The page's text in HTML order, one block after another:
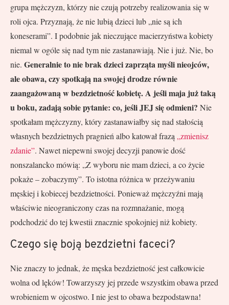
grupa mężczyzn, którzy nie czują potrzeby realizowania się w
roli ojca. Przyznają, że nie lubią dzieci lub „nie są ich
koneserami”. I podobnie jak nieczujące macierzyństwa kobiety
niemal w ogóle się nad tym nie zastanawiają. Nie i już. Nie, bo
nie. Generalnie to nie brak dzieci zaprząta myśli nieojców,
ale obawa, czy spotkają na swojej drodze równie
zaangażowaną w bezdzietność kobietę. A jeśli maja już taką
u boku, zadają sobie pytanie: co, jeśli JEJ się odmieni? Nie
spotkałam mężczyzny, który zastanawiałby się nad stałością
własnych bezdzietnych pragnień albo katował frazą „zmienisz
zdanie”. Nawet niepewni swojej decyzji panowie dość
nonszalancko mówią: „Z wyboru nie mam dzieci, a co życie
pokaże – zobaczymy”. To istotna różnica w przeżywaniu
męskiej i kobiecej bezdzietności. Ponieważ mężczyźni mają
właściwie nieograniczony czas na rozmnażanie, mogą
podchodzić do tej kwestii znacznie spokojniej niż kobiety.
Czego się boją bezdzietni faceci?
Nie znaczy to jednak, że męska bezdzietność jest całkowicie
wolna od lęków! Towarzyszy jej przede wszystkim obawa przed
wrobieniem w ojcostwo. I nie jest to obawa bezpodstawna!